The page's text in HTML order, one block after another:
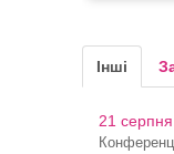
Інші
21